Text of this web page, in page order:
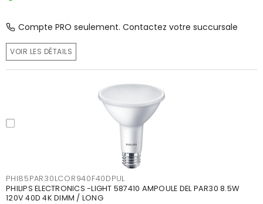
Compte PRO seulement. Contactez votre succursale
VOIR LES DÉTAILS
PHI85PAR30LCOR940F40DPUL
PHILIPS ELECTRONICS -LIGHT 587410 AMPOULE DEL PAR30 8.5W
120V 40D 4K DIMM / LONG